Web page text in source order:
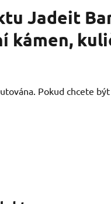
Jadeit
kámen,
Pokud chcete